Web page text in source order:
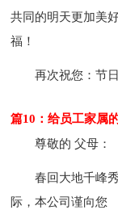
共同的明天更加美
福！
再次祝您：节
篇10：给员工家属
尊敬的 父母：
春回大地千峰
际，本公司谨向您